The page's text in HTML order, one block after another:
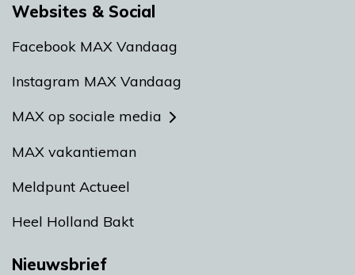
Websites & Social
Facebook MAX Vandaag
Instagram MAX Vandaag
MAX op sociale media
MAX vakantieman
Meldpunt Actueel
Heel Holland Bakt
Nieuwsbrief